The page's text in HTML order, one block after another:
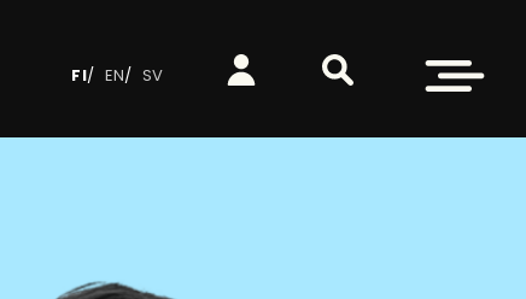
FI EN SV
Kirjaudu Etsi sivustoltaAvaa valikko